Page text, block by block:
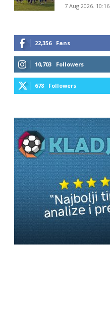
7 Aug 2026. 10:16
22,356 Fans
10,703 Followers
678 Followers